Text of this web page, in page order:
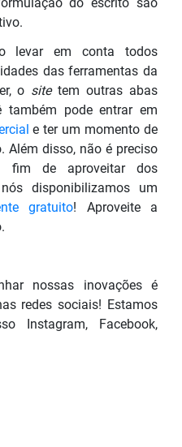
levar em conta todos
s das ferramentas da
o site tem outras abas
também pode entrar em
e ter um momento de
Além disso, não é preciso
fim de aproveitar dos
disponibilizamos um
gratuito! Aproveite a
nossas inovações é
redes sociais! Estamos
Instagram, Facebook,